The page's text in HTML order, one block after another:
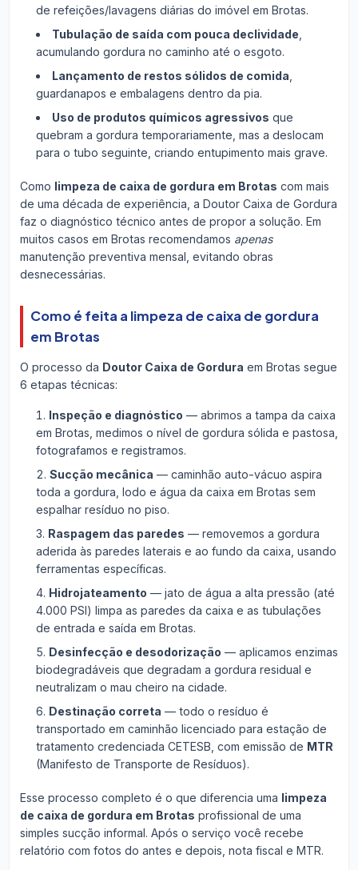
de refeições/lavagens diárias do imóvel em Brotas.
Tubulação de saída com pouca declividade
acumulando gordura no caminho até o esgoto.
Lançamento de restos sólidos de comida
guardanapos e embalagens dentro da pia.
Uso de produtos químicos agressivos que
quebram a gordura temporariamente, mas a deslocam
para o tubo seguinte, criando entupimento mais grave.
Como limpeza de caixa de gordura em Brotas com mais
de uma década de experiência, a Doutor Caixa de Gordura
faz o diagnóstico técnico antes de propor a solução. Em
muitos casos em Brotas recomendamos apenas
manutenção preventiva mensal, evitando obras
desnecessárias.
Como é feita a limpeza de caixa de gordura
em Brotas
O processo da Doutor Caixa de Gordura em Brotas segue
6 etapas técnicas:
Inspeção e diagnóstico — abrimos a tampa da caixa
em Brotas, medimos o nível de gordura sólida e pastosa,
fotografamos e registramos.
Sucção mecânica — caminhão auto-vácuo aspira
toda a gordura, lodo e água da caixa em Brotas sem
espalhar resíduo no piso.
Raspagem das paredes — removemos a gordura
aderida às paredes laterais e ao fundo da caixa, usando
ferramentas específicas.
Hidrojateamento — jato de água a alta pressão (até
4.000 PSI) limpa as paredes da caixa e as tubulações
de entrada e saída em Brotas.
Desinfecção e desodorização — aplicamos enzimas
biodegradáveis que degradam a gordura residual e
neutralizam o mau cheiro na cidade.
Destinação correta — todo o resíduo é
transportado em caminhão licenciado para estação de
tratamento credenciada CETESB, com emissão de MTR
(Manifesto de Transporte de Resíduos).
Esse processo completo é o que diferencia uma limpeza
de caixa de gordura em Brotas profissional de uma
simples sucção informal. Após o serviço você recebe
relatório com fotos do antes e depois, nota fiscal e MTR.